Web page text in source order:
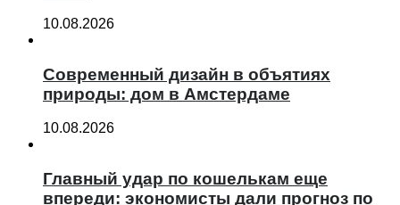
10.08.2026
Современный дизайн в объятиях
природы: дом в Амстердаме
10.08.2026
Главный удар по кошелькам еще
впереди: экономисты дали прогноз по